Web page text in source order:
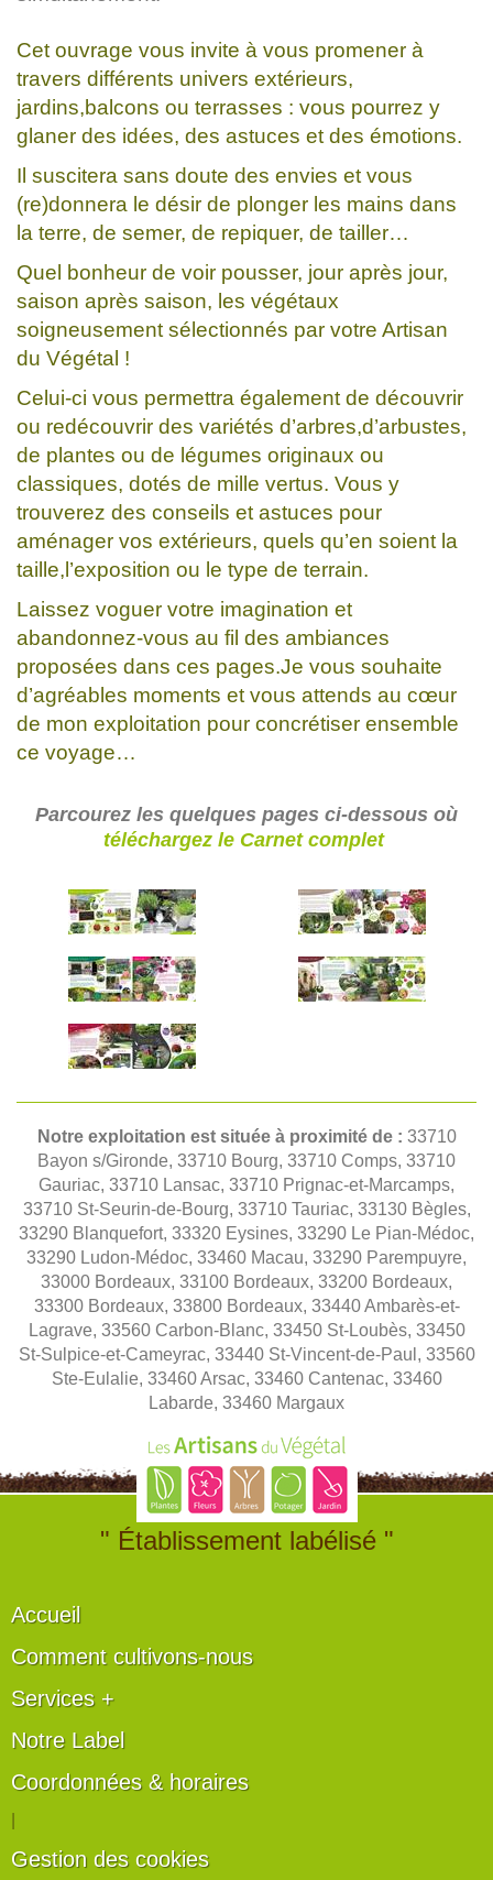
Cet ouvrage vous invite à vous promener à
travers différents univers extérieurs,
jardins,balcons ou terrasses : vous pourrez y
glaner des idées, des astuces et des émotions.
Il suscitera sans doute des envies et vous
(re)donnera le désir de plonger les mains dans
la terre, de semer, de repiquer, de tailler…
Quel bonheur de voir pousser, jour après jour,
saison après saison, les végétaux
soigneusement sélectionnés par votre Artisan
du Végétal !
Celui-ci vous permettra également de découvrir
ou redécouvrir des variétés d’arbres,d’arbustes,
de plantes ou de légumes originaux ou
classiques, dotés de mille vertus. Vous y
trouverez des conseils et astuces pour
aménager vos extérieurs, quels qu’en soient la
taille,l’exposition ou le type de terrain.
Laissez voguer votre imagination et
abandonnez-vous au fil des ambiances
proposées dans ces pages.Je vous souhaite
d’agréables moments et vous attends au cœur
de mon exploitation pour concrétiser ensemble
ce voyage…
Parcourez les quelques pages ci-dessous où
téléchargez le Carnet complet
Notre exploitation est située à proximité de : 33710
Bayon s/Gironde, 33710 Bourg, 33710 Comps, 33710
Gauriac, 33710 Lansac, 33710 Prignac-et-Marcamps,
33710 St-Seurin-de-Bourg, 33710 Tauriac, 33130 Bègles,
33290 Blanquefort, 33320 Eysines, 33290 Le Pian-Médoc,
33290 Ludon-Médoc, 33460 Macau, 33290 Parempuyre,
33000 Bordeaux, 33100 Bordeaux, 33200 Bordeaux,
33300 Bordeaux, 33800 Bordeaux, 33440 Ambarès-et-
Lagrave, 33560 Carbon-Blanc, 33450 St-Loubès, 33450
St-Sulpice-et-Cameyrac, 33440 St-Vincent-de-Paul, 33560
Ste-Eulalie, 33460 Arsac, 33460 Cantenac, 33460
Labarde, 33460 Margaux
" Établissement labélisé "
Accueil
Comment cultivons-nous
Services +
Notre Label
Coordonnées & horaires
Gestion des cookies